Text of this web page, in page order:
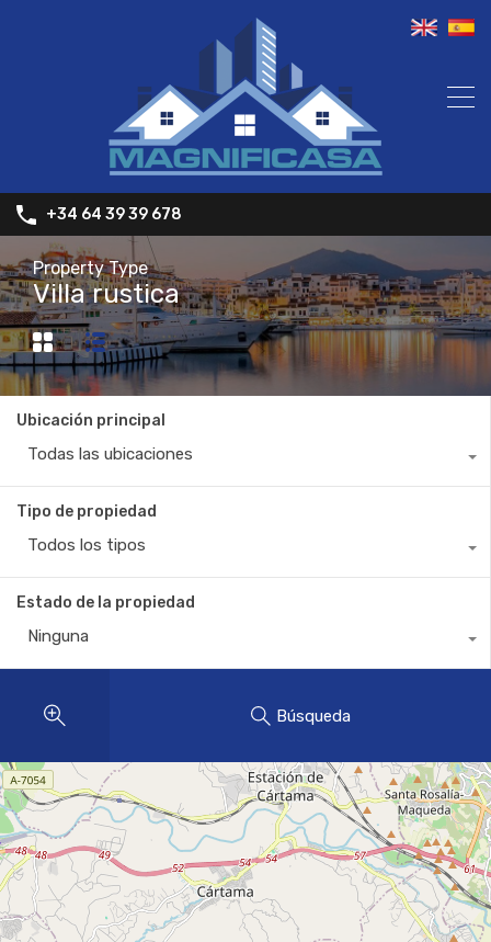
+34 64 39 39 678
Property Type
Villa rustica
Ubicación principal
Todas las ubicaciones
Tipo de propiedad
Todos los tipos
Estado de la propiedad
Ninguna
Búsqueda